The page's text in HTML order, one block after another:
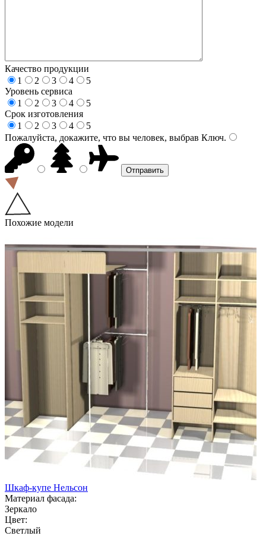
Качество продукции
1
2 3 4
5
Уровень сервиса
1
2 3 4
5
Срок изготовления
1
2 3 4
5
Пожалуйста, докажите, что вы человек, выбрав Ключ.
Похожие модели
Шкаф-купе Нельсон
Материал фасада:
Зеркало
Цвет:
Светлый